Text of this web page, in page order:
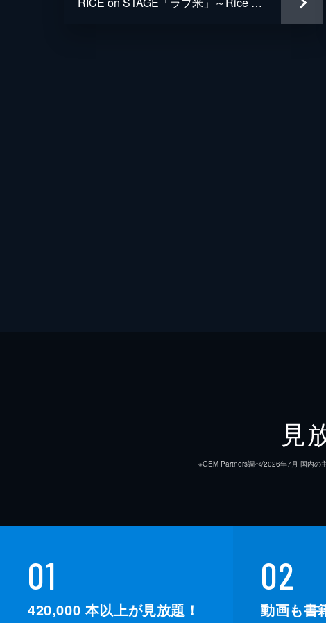
見
※GEM Partners調べ/2026年7⽉ 国内の
01
420,000 本以上が見放題！
02
動画も書